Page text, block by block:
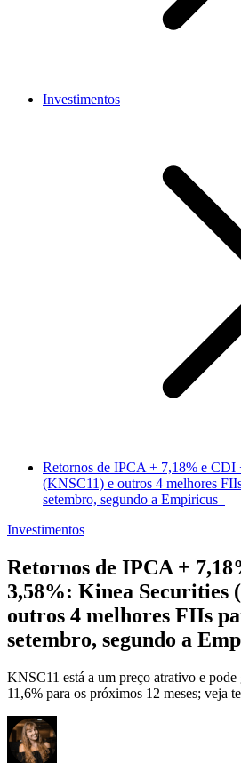
Investimentos
Retornos de IPCA + 7,18% e CDI
(KNSC11) e outros 4 melhores
setembro, segundo a Empiricus
Investimentos
Retornos de IPCA +
3,58%: Kinea Securities
outros 4 melhores FIIs
setembro, segundo a
KNSC11 está a um preço atrativo e
11,6% para os próximos 12 meses; veja